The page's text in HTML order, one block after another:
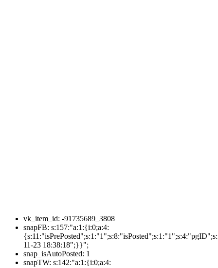
vk_item_id: -91735689_3808
snapFB: s:157:"a:1:{i:0;a:4:
11-23 18:38:18";}}";
snap_isAutoPosted: 1
snapTW: s:142:"a:1:{i:0;a:4: